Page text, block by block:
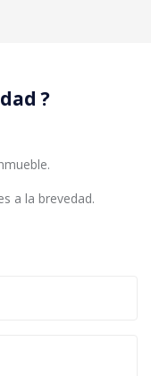
?
a la brevedad.